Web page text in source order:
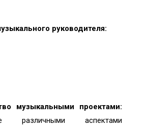
руководителя:
музыкальными проектами:
различными аспектами